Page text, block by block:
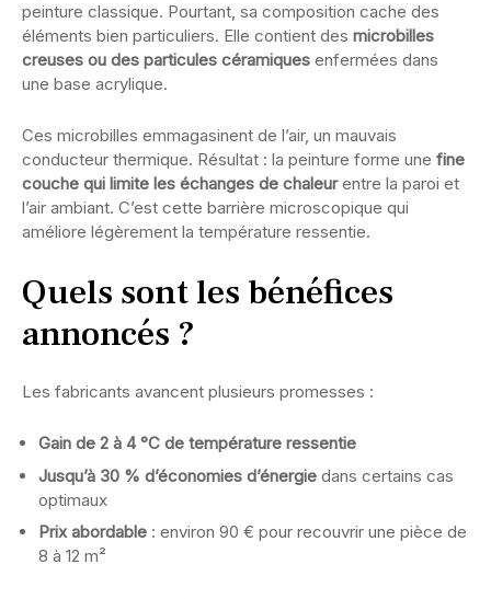
peinture classique. Pourtant, sa composition cache des
éléments bien particuliers. Elle contient des microbilles
creuses ou des particules céramiques enfermées dans
une base acrylique.
Ces microbilles emmagasinent de l’air, un mauvais
conducteur thermique. Résultat : la peinture forme une fine
couche qui limite les échanges de chaleurentre la paroi et
l’air ambiant. C’est cette barrière microscopique qui
améliore légèrement la température ressentie.
Quels sont les bénéfices
annoncés ?
Les fabricants avancent plusieurs promesses :
Gain de 2 à 4 °C de température ressentie
Jusqu’à 30 % d’économies d’énergie dans certains cas
optimaux
Prix abordable : environ 90 € pour recouvrir une pièce de
8 à 12 m²